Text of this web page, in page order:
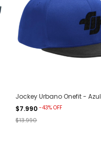
Jockey Urbano Onefit - Azul
$7.990-43%OFF
$13.990